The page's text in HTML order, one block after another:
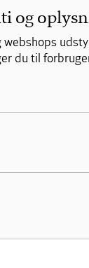
og
du til